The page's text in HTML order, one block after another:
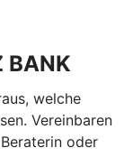
BANK
welche
Vereinbaren
oder